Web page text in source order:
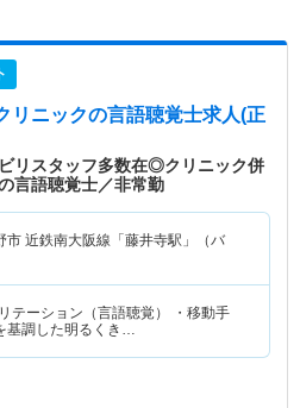
リニックの言語聴覚士求人(正
リスタッフ多数在◎クリニック併
言語聴覚士／非常勤
市 近鉄南大阪線「藤井寺駅」（バ
テーション（言語聴覚） ・移動手
白を基調した明るくき…